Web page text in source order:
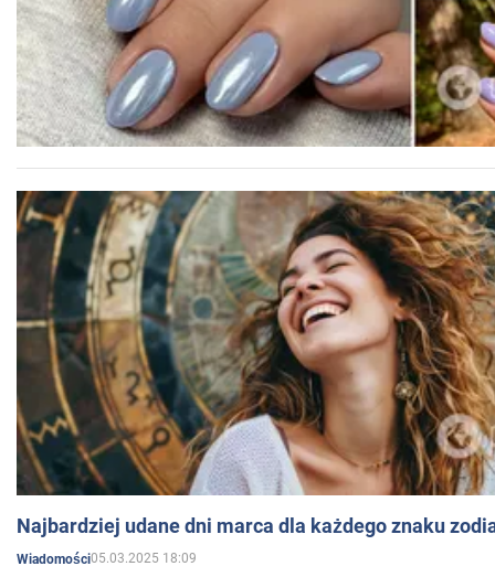
Najbardziej udane dni marca dla każdego znaku
Wiadomości05.03.2025 18:09